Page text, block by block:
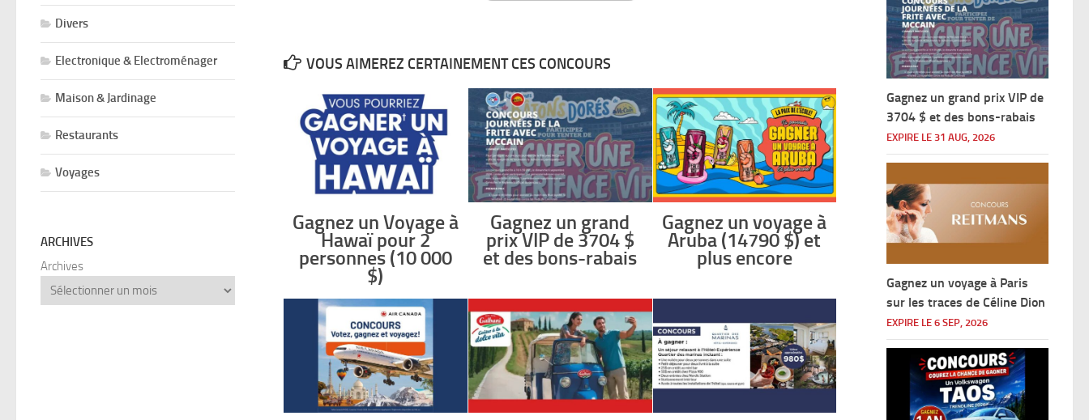
VOUS AIMEREZ CERTAINEMENT CES CONCOURS
Gagnez un Voyage à
Hawaï pour 2
personnes (10 000
$)
Gagnez un grand
prix VIP de 3704 $
et des bons-rabais
Gagnez un voyage à
Aruba (14790 $) et
plus encore
Divers
Electronique & Electroménager
Maison & Jardinage
Restaurants
Voyages
ARCHIVES
Archives
Gagnez un grand prix VIP de
3704 $ et des bons-rabais
EXPIRE LE 31 AUG, 2026
Gagnez un voyage à Paris
sur les traces de Céline Dion
EXPIRE LE 6 SEP, 2026